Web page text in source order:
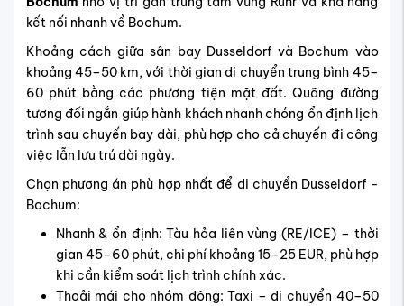
kết nối nhanh về Bochum.
Khoảng cách giữa sân bay Dusseldorf và Bochum vào
khoảng 45–50 km, với thời gian di chuyển trung bình 45–
60 phút bằng các phương tiện mặt đất. Quãng đường
tương đối ngắn giúp hành khách nhanh chóng ổn định lịch
trình sau chuyến bay dài, phù hợp cho cả chuyến đi công
việc lẫn lưu trú dài ngày.
Chọn phương án phù hợp nhất để di chuyển Dusseldorf -
Bochum:
Nhanh & ổn định: Tàu hỏa liên vùng (RE/ICE) – thời
gian 45–60 phút, chi phí khoảng 15–25 EUR, phù hợp
khi cần kiểm soát lịch trình chính xác.
Thoải mái cho nhóm đông: Taxi – di chuyển 40–50